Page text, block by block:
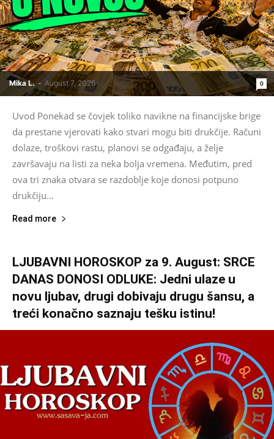
Mika L. - August 7, 2026 0
Uvod Ponekad se čovjek toliko navikne na financijske brige
da prestane vjerovati kako stvari mogu biti drukčije. Računi
dolaze, troškovi rastu, planovi se odgađaju, a želje
završavaju na listi za neka bolja vremena. Međutim, pred
ova tri znaka otvara se razdoblje koje donosi potpuno
drukčiju...
Read more
LJUBAVNI HOROSKOP za 9. August: SRCE
DANAS DONOSI ODLUKE: Jedni ulaze u
novu ljubav, drugi dobivaju drugu šansu, a
treći konačno saznaju tešku istinu!